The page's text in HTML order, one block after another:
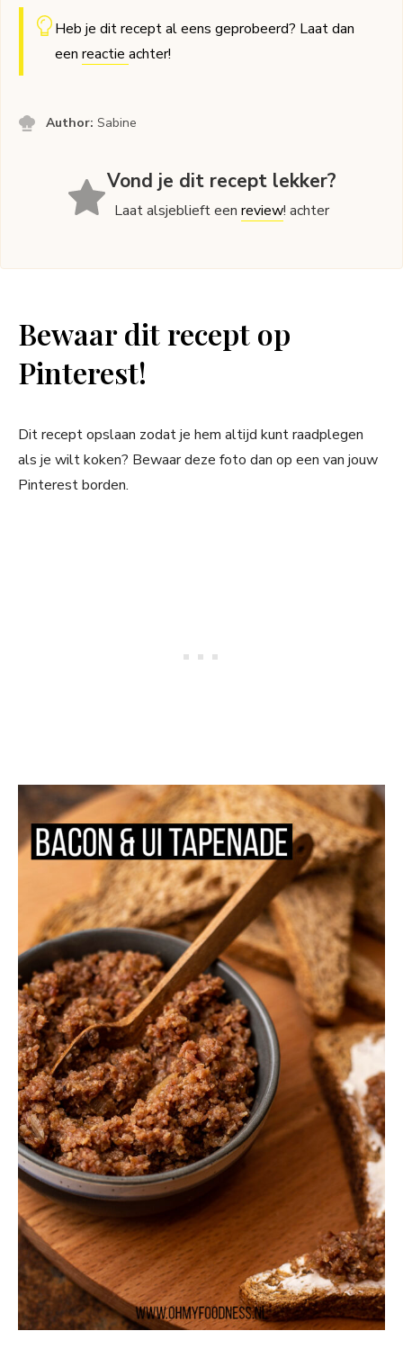
Heb je dit recept al eens geprobeerd? Laat dan
een reactie achter!
Author:Sabine
Vond je dit recept lekker?
Laat alsjeblieft eenreview! achter
Bewaar dit recept op
Pinterest!
Dit recept opslaan zodat je hem altijd kunt raadplegen
als je wilt koken? Bewaar deze foto dan op een van jouw
Pinterest borden.